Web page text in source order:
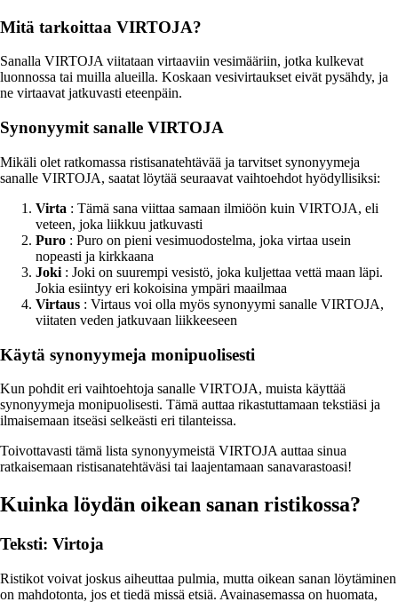
Mitä tarkoittaa VIRTOJA?
Sanalla VIRTOJA viitataan virtaaviin vesimääriin, jotka kulkevat
luonnossa tai muilla alueilla. Koskaan vesivirtaukset eivät pysähdy, ja
ne virtaavat jatkuvasti eteenpäin.
Synonyymit sanalle VIRTOJA
Mikäli olet ratkomassa ristisanatehtävää ja tarvitset synonyymeja
sanalle VIRTOJA, saatat löytää seuraavat vaihtoehdot hyödyllisiksi:
Virta : Tämä sana viittaa samaan ilmiöön kuin VIRTOJA, eli
veteen, joka liikkuu jatkuvasti
Puro : Puro on pieni vesimuodostelma, joka virtaa usein
nopeasti ja kirkkaana
Joki : Joki on suurempi vesistö, joka kuljettaa vettä maan läpi.
Jokia esiintyy eri kokoisina ympäri maailmaa
Virtaus : Virtaus voi olla myös synonyymi sanalle VIRTOJA,
viitaten veden jatkuvaan liikkeeseen
Käytä synonyymeja monipuolisesti
Kun pohdit eri vaihtoehtoja sanalle VIRTOJA, muista käyttää
synonyymeja monipuolisesti. Tämä auttaa rikastuttamaan tekstiäsi ja
ilmaisemaan itseäsi selkeästi eri tilanteissa.
Toivottavasti tämä lista synonyymeistä VIRTOJA auttaa sinua
ratkaisemaan ristisanatehtäväsi tai laajentamaan sanavarastoasi!
Kuinka löydän oikean sanan ristikossa?
Teksti: Virtoja
Ristikot voivat joskus aiheuttaa pulmia, mutta oikean sanan löytäminen
on mahdotonta, jos et tiedä missä etsiä. Avainasemassa on huomata,